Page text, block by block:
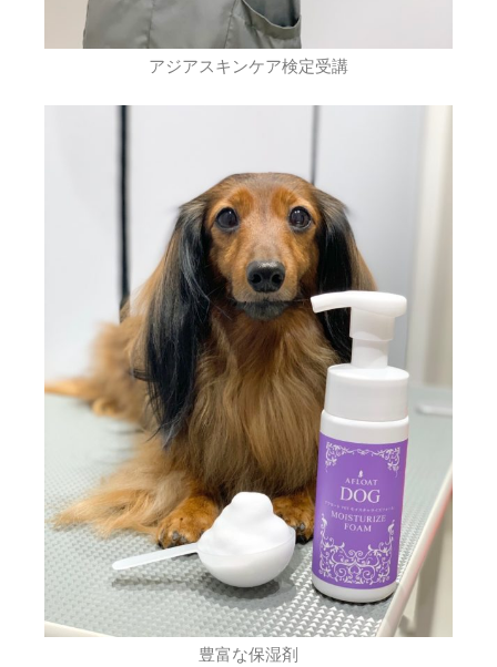
アジアスキンケア検定受講
豊富な保湿剤